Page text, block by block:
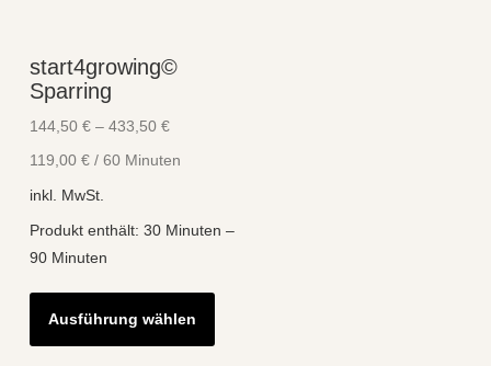
start4growing©
Sparring
144,50 €– 433,50 €
119,00 €/ 60 Minuten
inkl. MwSt.
Produkt enthält: 30 Minuten –
90 Minuten
Ausführung wählen
Dieses
weist